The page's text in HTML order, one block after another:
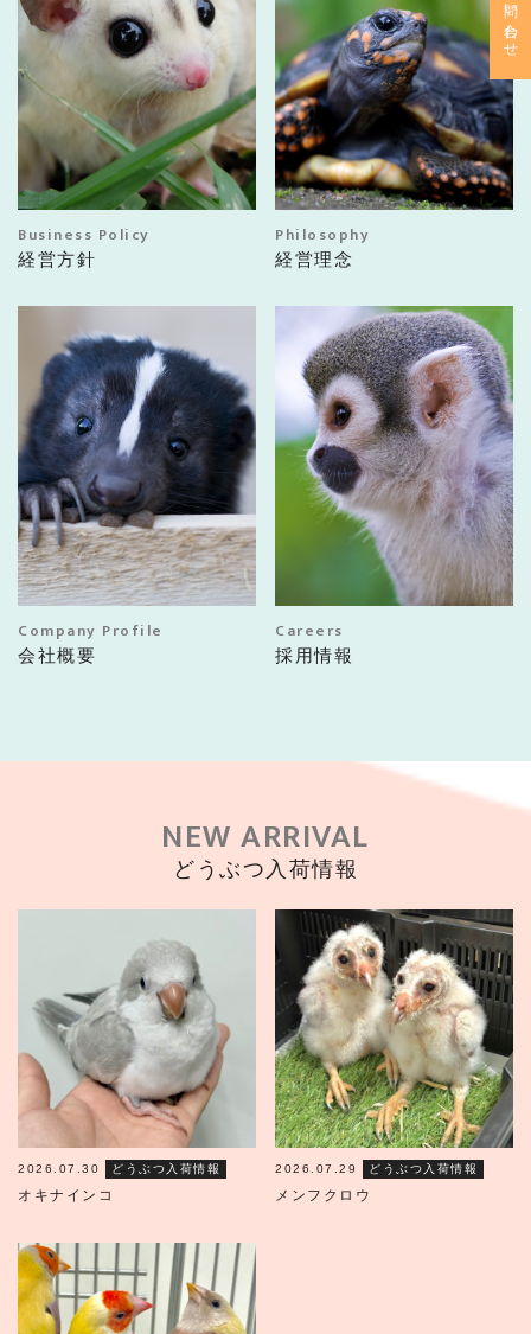
Business Policy
経営方針
Philosophy
経営理念
Company Profile
会社概要
Careers
採用情報
NEW ARRIVAL
どうぶつ入荷情報
2026.07.30 どうぶつ入荷情報
オキナインコ
2026.07.29 どうぶつ入荷情報
メンフクロウ